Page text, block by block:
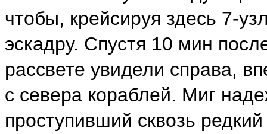
чтобы, крейсируя здесь 7-
эскадру. Спустя 10 мин
рассвете увидели справа,
с севера кораблей. Миг
проступивший сквозь